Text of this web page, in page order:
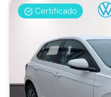
Certificado